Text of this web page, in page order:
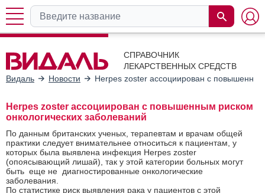
СПРАВОЧНИК
ЛЕКАРСТВЕННЫХ СРЕДСТВ
Видаль
Новости Herpes zoster ассоциирован с
Herpes zoster ассоциирован с повышенным риском
онкологических заболеваний
По данным британских ученых, терапевтам и врачам общей
практики следует внимательнее относиться к пациентам, у
которых была выявлена инфекция Herpes zoster
(опоясывающий лишай), так у этой категории больных могут
быть еще не диагностированные онкологические
заболевания.
По статистике риск выявления рака у пациентов с этой